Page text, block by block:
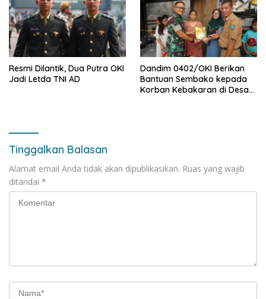
Resmi Dilantik, Dua Putra OKI
Jadi Letda TNI AD
Dandim 0402/OKI Berikan
Bantuan Sembako kepada
Korban Kebakaran di Desa
Tinggalkan Balasan
Alamat email Anda tidak akan dipublikasikan. Ruas yang wajib
ditandai *